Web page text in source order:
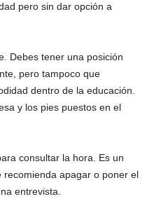
pero sin dar opción a
Debes tener una posición
pero tampoco que
dentro de la educación.
y los pies puestos en el
consultar la hora. Es un
apagar o poner el
entrevista.